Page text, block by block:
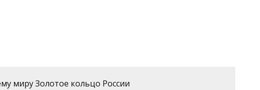
миру Золотое кольцо России